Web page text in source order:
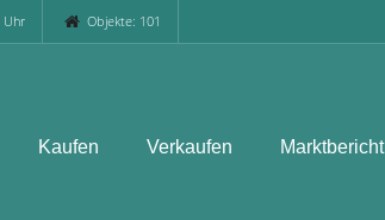
Uhr Objekte: 101
Kaufen Verkaufen Marktbericht